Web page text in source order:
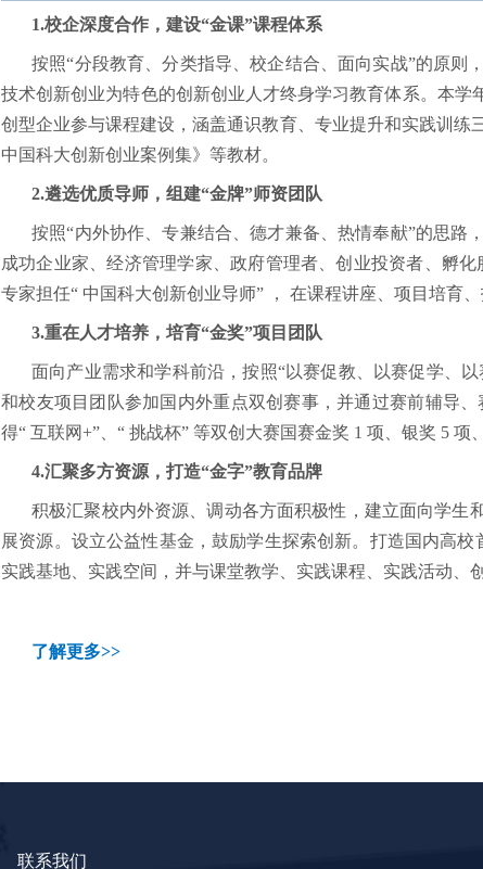
1.校企深度合作，建设“金课”课程体系
按照“分段教育、分类指导、校企结合、面向实战”的原则
技术创新创业为特色的创新创业人才终身学习教育体系。本
创型企业参与课程建设，涵盖通识教育、专业提升和实践训练
中国科大创新创业案例集》等教材。
2.遴选优质导师，组建“金牌”师资团队
按照“内外协作、专兼结合、德才兼备、热情奉献”的思路
成功企业家、经济管理学家、政府管理者、创业投资者、孵
专家担任“ 中国科大创新创业导师” ， 在课程讲座、项目培育
3.重在人才培养，培育“金奖”项目团队
面向产业需求和学科前沿，按照“以赛促教、以赛促学、
和校友项目团队参加国内外重点双创赛事，并通过赛前辅导
得“ 互联网+”、“ 挑战杯” 等双创大赛国赛金奖 1 项、银奖 5 项
4.汇聚多方资源，打造“金字”教育品牌
积极汇聚校内外资源、调动各方面积极性，建立面向学生
展资源。 设立公益性基金，鼓励学生探索创新。 打造国内高校
实践基地、实践空间，并与课堂教学、实践课程、实践活动、
了解更多>>
联系我们